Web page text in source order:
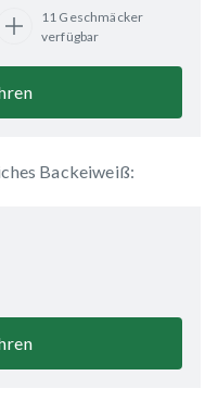
11 Geschmäcker
verfügbar
Backeiweiß: